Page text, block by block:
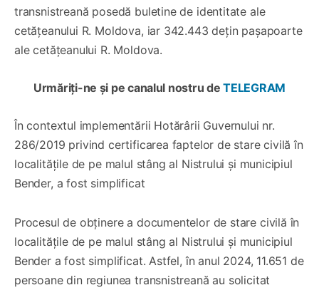
transnistreană posedă buletine de identitate ale
cetățeanului R. Moldova, iar 342.443 dețin pașapoarte
ale cetățeanului R. Moldova.
Urmăriți-ne și pe canalul nostru deTELEGRAM
În contextul implementării Hotărârii Guvernului nr.
286/2019 privind certificarea faptelor de stare civilă în
localitățile de pe malul stâng al Nistrului și municipiul
Bender, a fost simplificat
Procesul de obținere a documentelor de stare civilă în
localitățile de pe malul stâng al Nistrului și municipiul
Bender a fost simplificat. Astfel, în anul 2024, 11.651 de
persoane din regiunea transnistreană au solicitat